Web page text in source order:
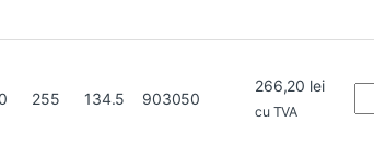
255 134.5 903050
266,20 lei
cu TVA